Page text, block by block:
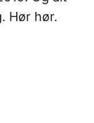
Hør hør.